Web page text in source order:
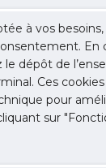
à vos
En
dépôt de
Ces
pour
sur